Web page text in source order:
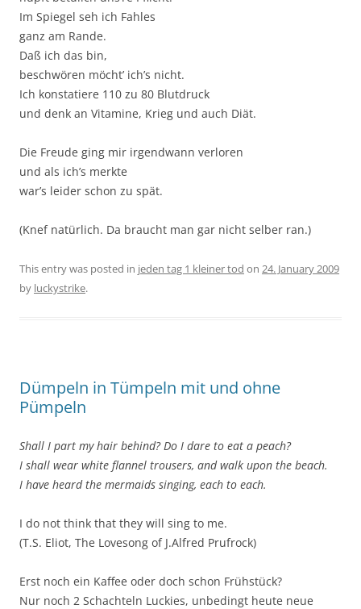
Im Spiegel seh ich Fahles
ganz am Rande.
Daß ich das bin,
beschwören möcht’ ich’s nicht.
Ich konstatiere 110 zu 80 Blutdruck
und denk an Vitamine, Krieg und auch Diät.
Die Freude ging mir irgendwann verloren
und als ich’s merkte
war’s leider schon zu spät.
(Knef natürlich. Da braucht man gar nicht selber ran.)
This entry was posted in jeden tag 1 kleiner tod on 24. January 2009
by luckystrike.
Dümpeln in Tümpeln mit und ohne
Pümpeln
Shall I part my hair behind? Do I dare to eat a peach?
I shall wear white flannel trousers, and walk upon the beach.
I have heard the mermaids singing, each to each.
I do not think that they will sing to me.
(T.S. Eliot, The Lovesong of J.Alfred Prufrock)
Erst noch ein Kaffee oder doch schon Frühstück?
Nur noch 2 Schachteln Luckies, unbedingt heute neue